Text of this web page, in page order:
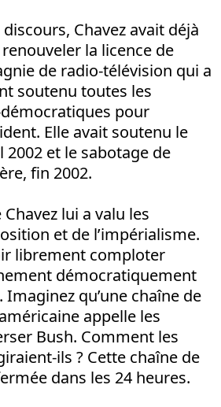
Chavez avait déjà
la licence de
de radio-télévision qui a
soutenu toutes les
pour
Elle avait soutenu le
2002 et le sabotage de
fin 2002.
lui a valu les
et de l’impérialisme.
librement comploter
démocratiquement
Imaginez qu’une chaîne de
appelle les
Bush. Comment les
ils ? Cette chaîne de
dans les 24 heures.